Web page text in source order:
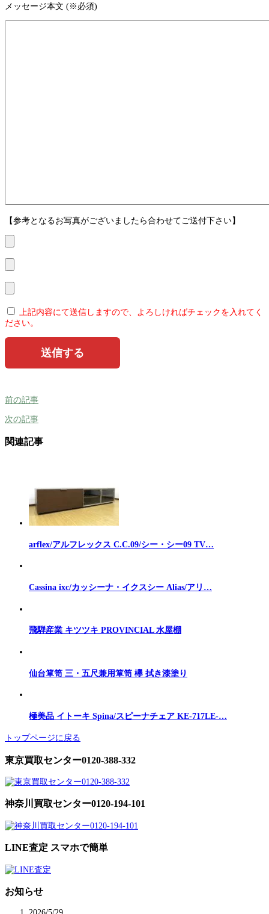
メッセージ本文 (※必須)
【参考となるお写真がございましたら合わせてご送付下さい】
上記内容にて送信しますので、よろしければチェックを入れてく
ださい。
前の記事
次の記事
関連記事
arflex/アルフレックス C.C.09/シー・シー09 TV…
Cassina ixc/カッシーナ・イクスシー Alias/アリ…
飛騨産業 キツツキ PROVINCIAL 水屋棚
仙台箪笥 三・五尺兼用箪笥 欅 拭き漆塗り
極美品 イトーキ Spina/スピーナチェア KE-717LE-…
トップページに戻る
東京買取センター0120-388-332
神奈川買取センター0120-194-101
LINE査定 スマホで簡単
お知らせ